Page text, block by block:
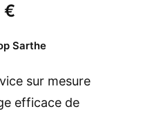
€
Sarthe
sur mesure
efficace de